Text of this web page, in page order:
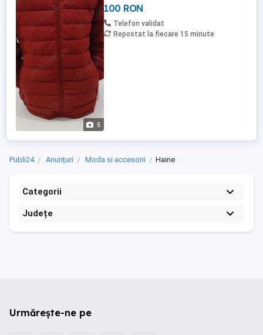
5
100 RON
Telefon validat
Repostat la fiecare 15 minute
Publi24 Anunțuri Moda si accesorii Haine
Categorii
Județe
Urmărește-ne pe